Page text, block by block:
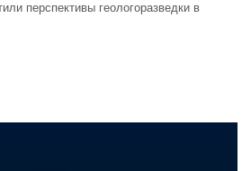
перспективы геологоразведки в